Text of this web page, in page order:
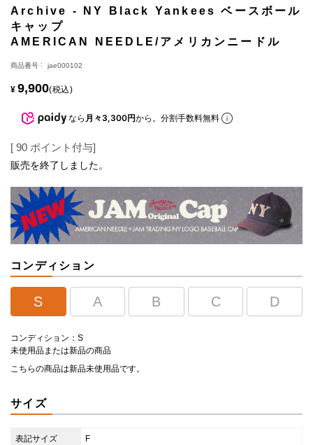
Archive - NY Black Yankees ベースボール
キャップ
AMERICAN NEEDLE/アメリカンニードル
商品番号 jae000102
¥ 9,900 税込
なら 月々3,300円から。分割手数料無料
[ 90 ポイント付与]
販売を終了しました。
コンディション
S A B C D
コンディション：S
未使用品または新品の商品
こちらの商品は新品未使用品です。
サイズ
表記サイズ F